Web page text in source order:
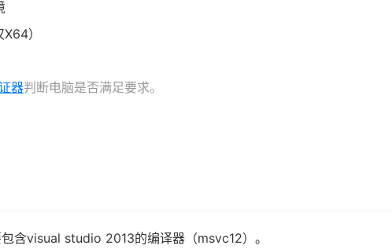
）
器判断电脑是否满足要求。
含visual studio 2013的编译器（msvc12）。